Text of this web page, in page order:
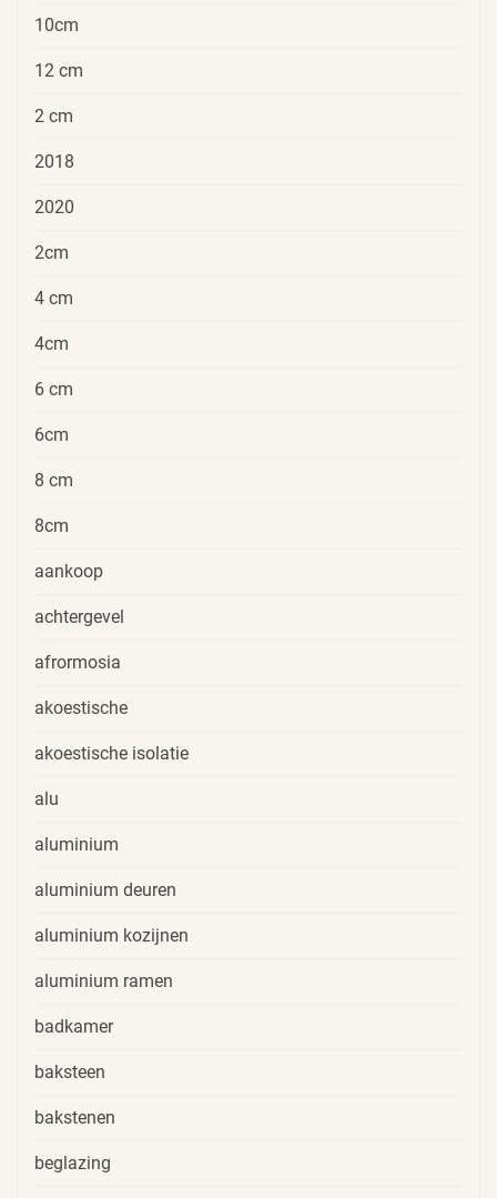
10cm
12 cm
2 cm
2018
2020
2cm
4 cm
4cm
6 cm
6cm
8 cm
8cm
aankoop
achtergevel
afrormosia
akoestische
akoestische isolatie
alu
aluminium
aluminium deuren
aluminium kozijnen
aluminium ramen
badkamer
baksteen
bakstenen
beglazing